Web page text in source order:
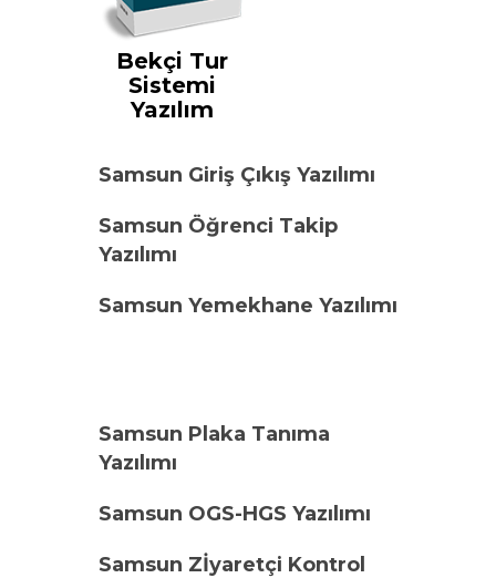
Bekçi Tur
Sistemi
Yazılım
Samsun Giriş Çıkış Yazılımı
Samsun Öğrenci Takip
Yazılımı
Samsun Yemekhane Yazılımı
Samsun Plaka Tanıma
Yazılımı
Samsun OGS-HGS Yazılımı
Samsun Zİyaretçi Kontrol